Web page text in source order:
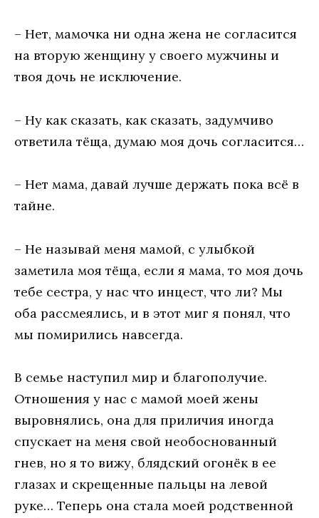
– Нет, мамочка ни одна жена не согласится
на вторую женщину у своего мужчины и
твоя дочь не исключение.
– Ну как сказать, как сказать, задумчиво
ответила тёща, думаю моя дочь согласится…
– Нет мама, давай лучше держать пока всё в
тайне.
– Не называй меня мамой, с улыбкой
заметила моя тёща, если я мама, то моя дочь
тебе сестра, у нас что инцест, что ли? Мы
оба рассмеялись, и в этот миг я понял, что
мы помирились навсегда.
В семье наступил мир и благополучие.
Отношения у нас с мамой моей жены
выровнялись, она для приличия иногда
спускает на меня свой необоснованный
гнев, но я то вижу, блядский огонёк в ее
глазах и скрещенные пальцы на левой
руке… Теперь она стала моей родственной